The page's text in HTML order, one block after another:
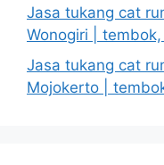
Jasa tukang cat
Wonogiri |
Jasa tukang cat
Mojokerto |